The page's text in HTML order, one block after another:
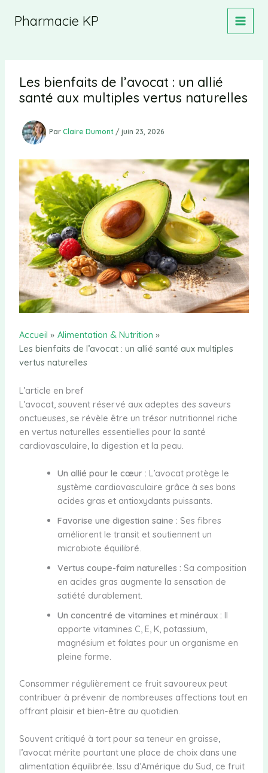
Pharmacie KP
Les bienfaits de l’avocat : un allié
santé aux multiples vertus naturelles
Par Claire Dumont / juin 23, 2026
Accueil
Alimentation & Nutrition
Les bienfaits de l’avocat : un allié santé aux multiples
vertus naturelles
L’article en bref
L’avocat, souvent réservé aux adeptes des saveurs
onctueuses, se révèle être un trésor nutritionnel riche
en vertus naturelles essentielles pour la santé
cardiovasculaire, la digestion et la peau.
Un allié pour le cœur : L’avocat protège le
système cardiovasculaire grâce à ses bons
acides gras et antioxydants puissants.
Favorise une digestion saine : Ses fibres
améliorent le transit et soutiennent un
microbiote équilibré.
Vertus coupe-faim naturelles : Sa composition
en acides gras augmente la sensation de
satiété durablement.
Un concentré de vitamines et minéraux : Il
apporte vitamines C, E, K, potassium,
magnésium et folates pour un organisme en
pleine forme.
Consommer régulièrement ce fruit savoureux peut
contribuer à prévenir de nombreuses affections tout en
offrant plaisir et bien-être au quotidien.
Souvent critiqué à tort pour sa teneur en graisse,
l’avocat mérite pourtant une place de choix dans une
alimentation équilibrée. Issu d’Amérique du Sud, ce fruit